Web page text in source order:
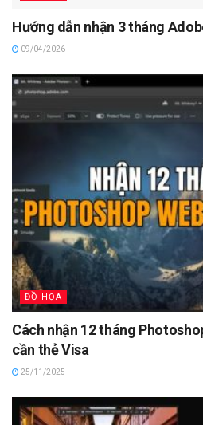
Hướng dẫn nhận 3 tháng
09/04/2026
ĐỒ HỌA
Cách nhận 12 tháng
cần thẻ Visa
25/11/2025